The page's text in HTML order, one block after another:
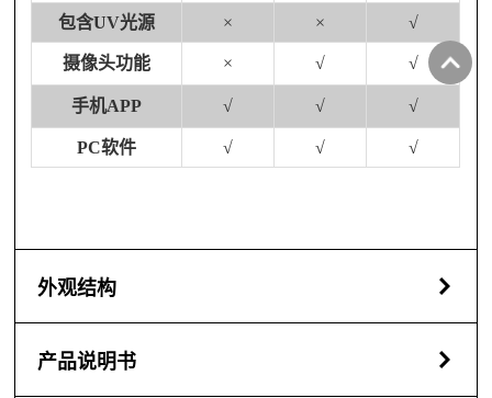
包含UV光源 × × √
摄像头功能 × √ √
手机APP √ √ √
PC软件 √ √ √
外观结构
产品说明书